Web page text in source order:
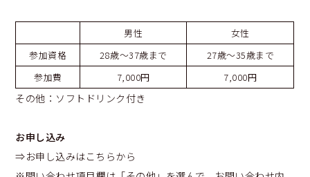
男性
女性
参加資格
28歳～37歳まで
27歳～35歳まで
参加費
7,000円 7,000円
その他：ソフトドリンク付き
お申し込み
⇒お申し込みはこちらから